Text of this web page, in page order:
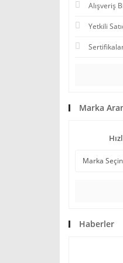
Alışveriş
Yetkili
Marka
Haberler